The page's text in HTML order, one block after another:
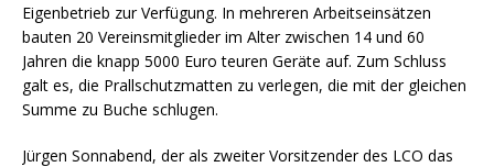
Eigenbetrieb zur Verfügung. In mehreren Arbeitseinsätzen
bauten 20 Vereinsmitglieder im Alter zwischen 14 und 60
Jahren die knapp 5000 Euro teuren Geräte auf. Zum Schluss
galt es, die Prallschutzmatten zu verlegen, die mit der gleichen
Summe zu Buche schlugen.
Jürgen Sonnabend, der als zweiter Vorsitzender des LCO das